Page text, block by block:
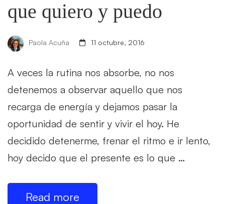
que quiero y puedo
Paola Acuña 11 octubre, 2016
A veces la rutina nos absorbe, no nos
detenemos a observar aquello que nos
recarga de energía y dejamos pasar la
oportunidad de sentir y vivir el hoy. He
decidido detenerme, frenar el ritmo e ir lento,
hoy decido que el presente es lo que …
Read more